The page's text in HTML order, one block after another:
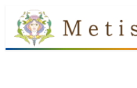
イ